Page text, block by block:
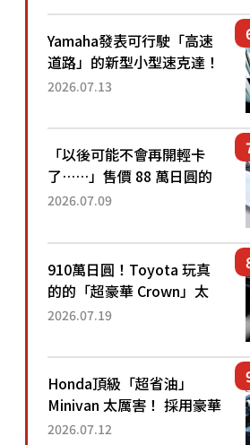
眼！ 配備豐富、超越售價
水準，堪稱高CP值代表的
「...
Yamaha發表可行駛「高速
道路」的新型小型速克達！
搭載能享受超強勁「渦輪
高階「Super Sport」車款
相同的...
2026.07.13
「以後可能不會再開輕卡
了……」售價 88 萬日圓的
「超迷你輕型貨車」引發兩
100 公里！」「免驗車真的
太棒了！...
2026.07.09
910萬日圓！Toyota 玩真
的的「超豪華 Crown」太
厲害了！採用由「匠人技
運動化「底盤設定」！還配
備專屬豪華...
2026.07.19
Honda頂級「超省油」
Minivan 太厲害！ 採用豪華
「真皮座椅」與專屬「黑色
2026.07.12